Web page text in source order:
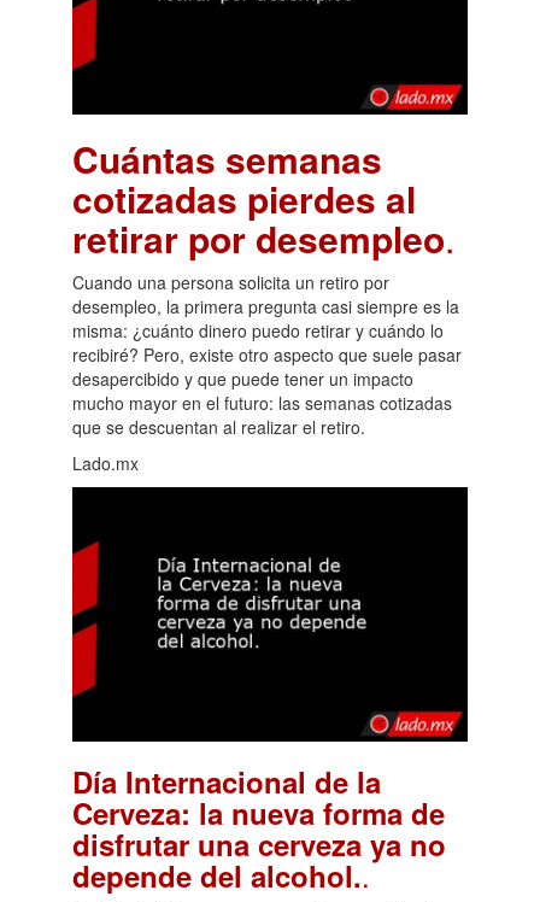
Cuántas semanas
cotizadas pierdes al
retirar por desempleo.
Cuando una persona solicita un retiro por
desempleo, la primera pregunta casi siempre es la
misma: ¿cuánto dinero puedo retirar y cuándo lo
recibiré? Pero, existe otro aspecto que suele pasar
desapercibido y que puede tener un impacto
mucho mayor en el futuro: las semanas cotizadas
que se descuentan al realizar el retiro.
Lado.mx
Día Internacional de la
Cerveza: la nueva forma de
disfrutar una cerveza ya no
depende del alcohol..